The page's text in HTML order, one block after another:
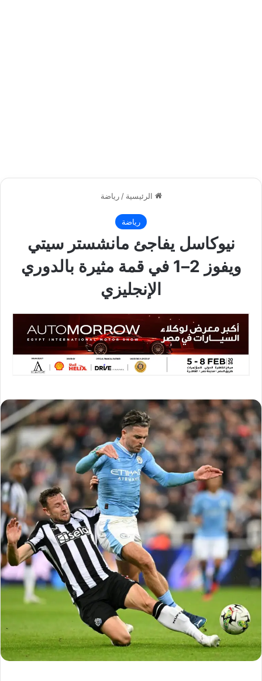
الرئيسية / رياضة
رياضة
نيوكاسل يفاجئ مانشستر سيتي
ويفوز 2–1 في قمة مثيرة بالدوري
الإنجليزي